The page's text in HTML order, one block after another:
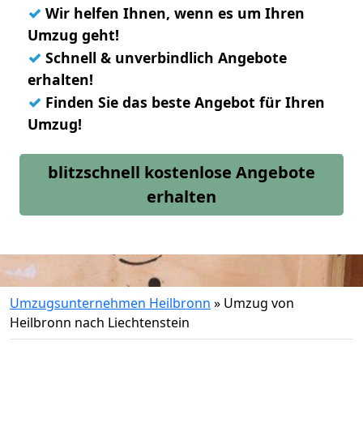
✓ Wir helfen Ihnen, wenn es um Ihren
Umzug geht!
✓ Schnell & unverbindlich Angebote
erhalten!
✓ Finden Sie das beste Angebot für Ihren
Umzug!
blitzschnell kostenlose Angebote
erhalten
Umzugsunternehmen Heilbronn » Umzug von
Heilbronn nach Liechtenstein